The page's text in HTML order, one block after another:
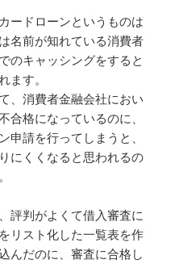
ードローンというものは
名前が知れている消費者
のキャッシングをすると
ます。
、消費者金融会社におい
合格になっているのに、
申請を行ってしまうと、
にくくなると思われるの
評判がよくて借入審査に
リスト化した一覧表を作
んだのに、審査に合格し